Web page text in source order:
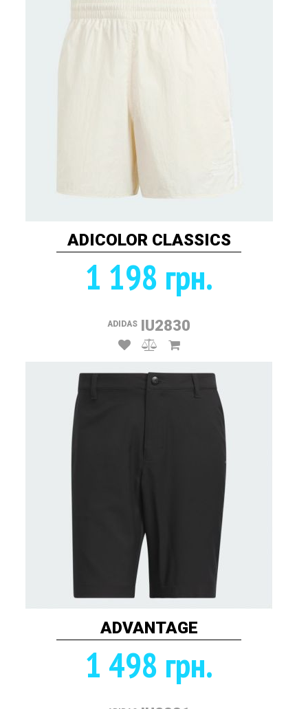
ADICOLOR CLASSICS
1 198 грн.
ADIDAS IU2830
ADVANTAGE
1 498 грн.